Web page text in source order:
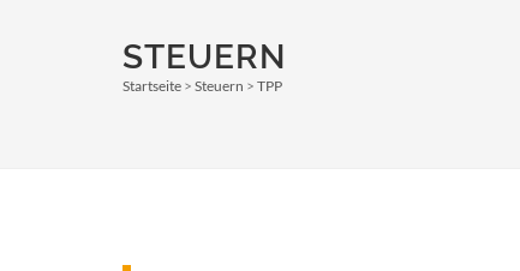
STEUERN
Pfadnavigation
Startseite Steuern TPP